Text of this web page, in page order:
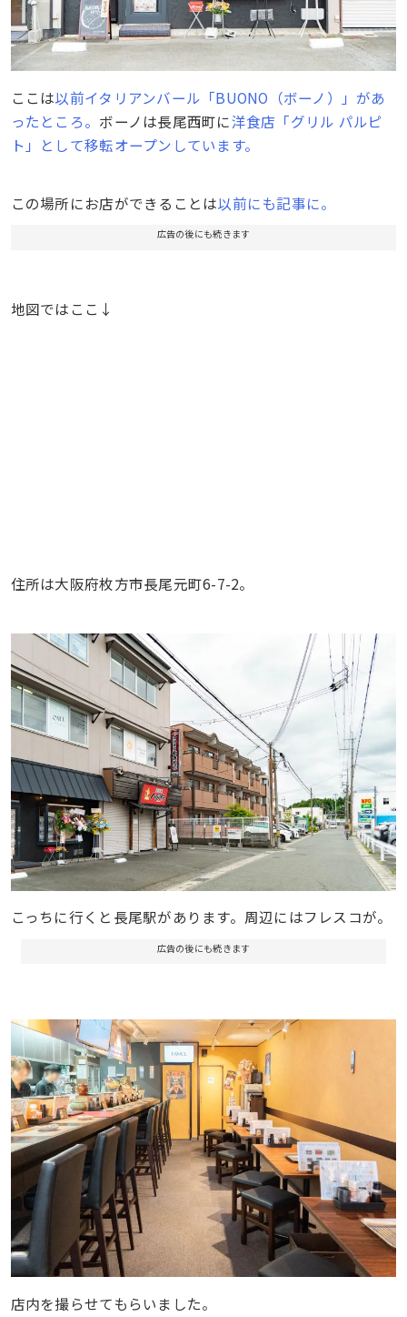
ここは以前イタリアンバール「BUONO（ボーノ）」があ
ったところ。 ボーノは長尾西町に洋食店「グリル パルピ
ト」として移転オープンしています。
この場所にお店ができることは以前にも記事に。
広告の後にも続きます
地図ではここ↓
住所は大阪府枚方市長尾元町6-7-2。
こっちに行くと長尾駅があります。周辺にはフレスコが。
広告の後にも続きます
店内を撮らせてもらいました。